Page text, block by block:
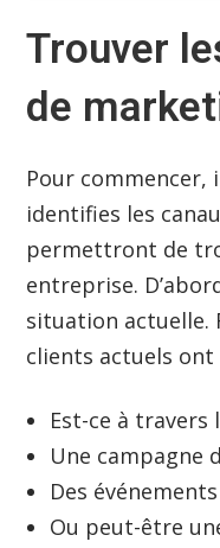
Trouver
de
Pour commencer,
identifies les
permettront de
entreprise.
situation actuelle.
clients actuels
Est-ce à travers
Une campagne
Des
Ou peut-être